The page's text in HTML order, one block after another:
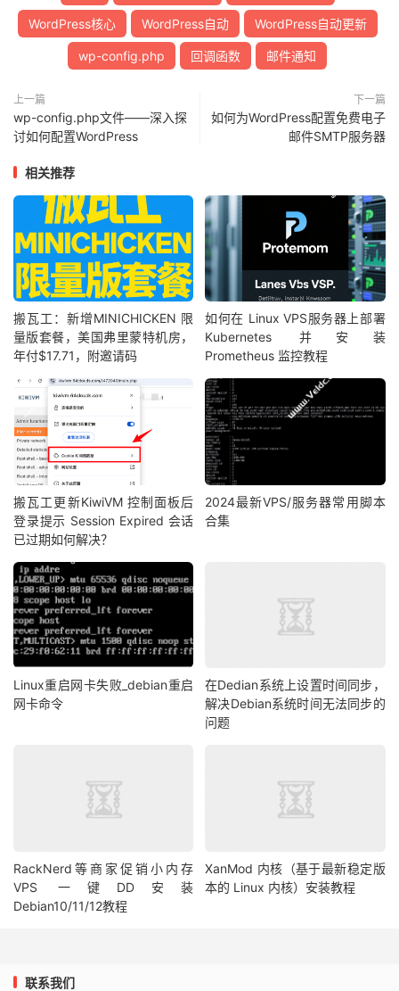
WordPress核心 WordPress自动 WordPress自动更新
wp-config.php 回调函数 邮件通知
上一篇
wp-config.php文件——深入探
讨如何配置WordPress
下一篇
如何为WordPress配置免费电子
邮件SMTP服务器
相关推荐
搬瓦工：新增MINICHICKEN 限
量版套餐，美国弗里蒙特机房，
年付$17.71，附邀请码
如何在 Linux VPS服务器上部署
Kubernetes 并安装
Prometheus 监控教程
搬瓦工更新KiwiVM 控制面板后
登录提示 Session Expired 会话
已过期如何解决？
2024最新VPS/服务器常用脚本
合集
Linux重启网卡失败_debian重启
网卡命令
在Dedian系统上设置时间同步，
解决Debian系统时间无法同步的
问题
RackNerd等商家促销小内存
VPS 一键DD安装
Debian10/11/12教程
XanMod 内核（基于最新稳定版
本的 Linux 内核）安装教程
联系我们